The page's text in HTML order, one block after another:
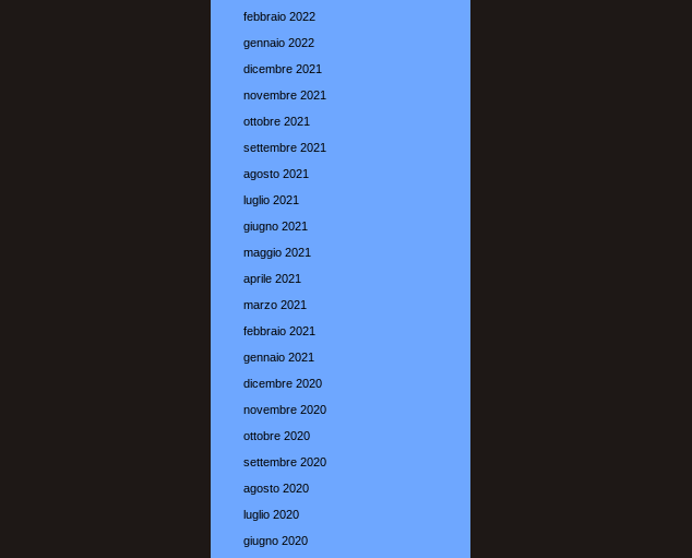
febbraio 2022
gennaio 2022
dicembre 2021
novembre 2021
ottobre 2021
settembre 2021
agosto 2021
luglio 2021
giugno 2021
maggio 2021
aprile 2021
marzo 2021
febbraio 2021
gennaio 2021
dicembre 2020
novembre 2020
ottobre 2020
settembre 2020
agosto 2020
luglio 2020
giugno 2020